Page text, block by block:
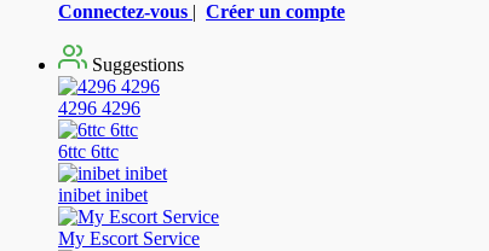
Connectez-vous | Créer un compte
Suggestions
4296 4296
6ttc 6ttc
inibet inibet
My Escort Service